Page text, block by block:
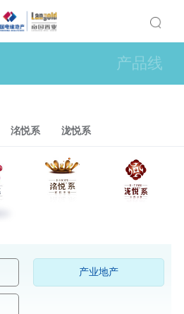
产品线
洺悦系 泷悦系
产业地产